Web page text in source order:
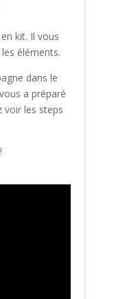
kit. Il vous
éléments.
dans le
a préparé
voir les steps